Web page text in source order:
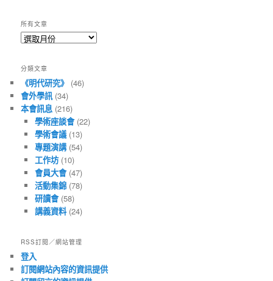
所有文章
所
章
分類文章
《明代研究》 (46)
會外學訊(34)
本會訊息 (216)
學術座談會(22)
學術會議(13)
專題演講(54)
工作坊(10)
會員大會(47)
活動集錦(78)
研讀會(58)
講義資料(24)
RSS訂閱／網站管理
登入
訂閱網站內容的資訊提供